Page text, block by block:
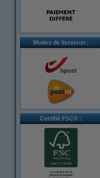
Modes de livraison :
Certifié FSC® :